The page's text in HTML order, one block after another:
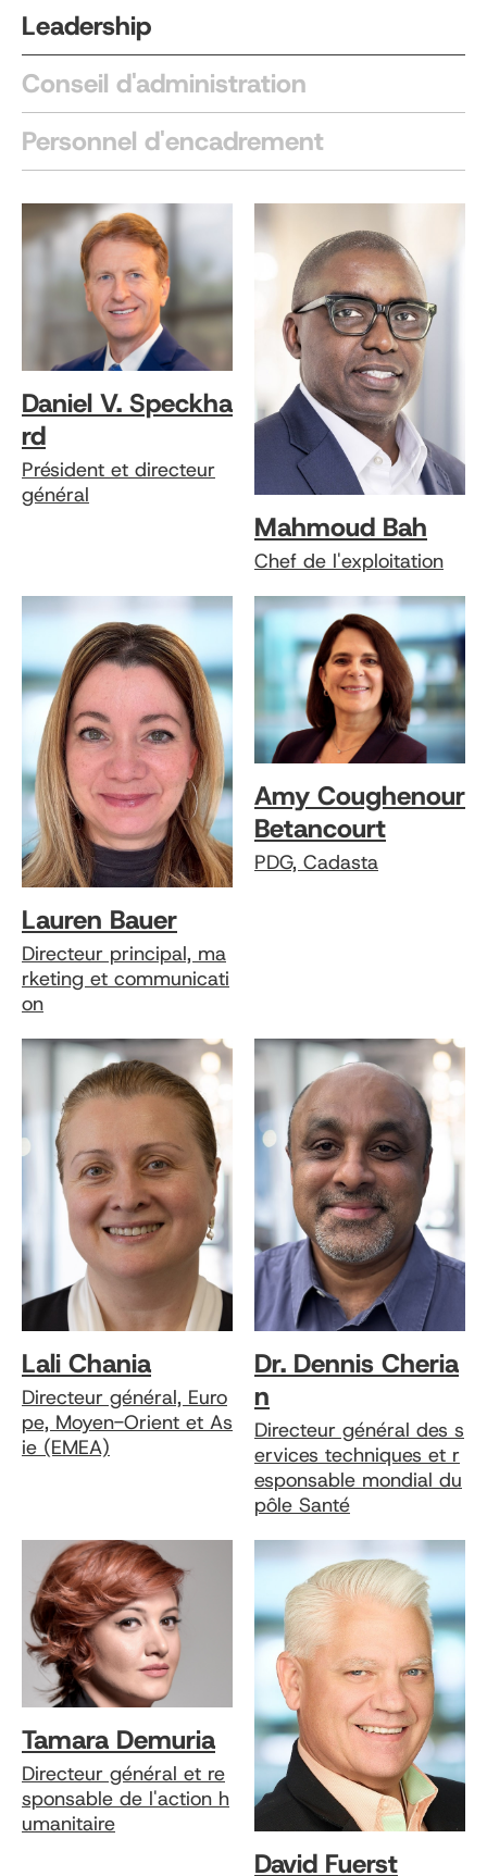
Leadership
Conseil d'administration
Personnel d'encadrement
Daniel V. Speckha
rd
Président et directeur
général
Mahmoud Bah
Chef de l'exploitation
Lauren Bauer
Directeur principal, ma
rketing et communicati
on
Amy Coughenour
Betancourt
PDG, Cadasta
Lali Chania
Directeur général, Euro
pe, Moyen-Orient et As
ie (EMEA)
Dr. Dennis Cheria
n
Directeur général des s
ervices techniques et r
esponsable mondial du
pôle Santé
Tamara Demuria
Directeur général et re
sponsable de l'action h
umanitaire
David Fuerst